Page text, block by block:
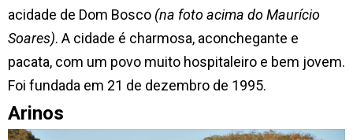
acidade de Dom Bosco (na foto acima do Maurício
Soares). A cidade é charmosa, aconchegante e
pacata, com um povo muito hospitaleiro e bem jovem.
Foi fundada em 21 de dezembro de 1995.
Arinos